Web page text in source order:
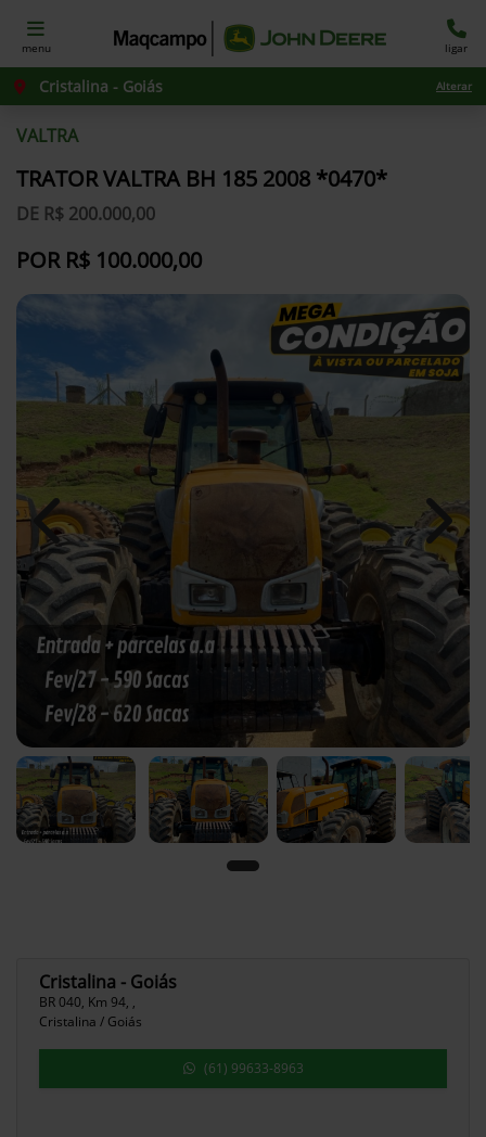
menu ligar
Cristalina - Goiás Alterar
VALTRA
TRATOR VALTRA BH 185 2008 *0470*
DE R$ 200.000,00
POR R$ 100.000,00
Previous Next
Cristalina - Goiás
BR 040, Km 94, ,
Cristalina / Goiás
(61) 99633-8963